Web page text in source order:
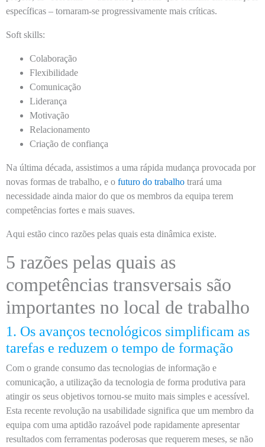
específicas – tornaram-se progressivamente mais críticas.
Soft skills:
Colaboração
Flexibilidade
Comunicação
Liderança
Motivação
Relacionamento
Criação de confiança
Na última década, assistimos a uma rápida mudança provocada por
novas formas de trabalho, e o futuro do trabalho trará uma
necessidade ainda maior do que os membros da equipa terem
competências fortes e mais suaves.
Aqui estão cinco razões pelas quais esta dinâmica existe.
5 razões pelas quais as
competências transversais são
importantes no local de trabalho
1. Os avanços tecnológicos simplificam as
tarefas e reduzem o tempo de formação
Com o grande consumo das tecnologias de informação e
comunicação, a utilização da tecnologia de forma produtiva para
atingir os seus objetivos tornou-se muito mais simples e acessível.
Esta recente revolução na usabilidade significa que um membro da
equipa com uma aptidão razoável pode rapidamente apresentar
resultados com ferramentas poderosas que requerem meses, se não